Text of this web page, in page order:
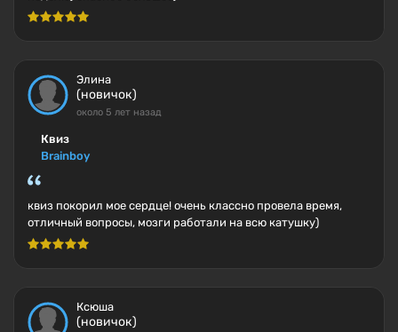
Элина
(новичок)
около 5 лет назад
Квиз
Brainboy
квиз покорил мое сердце! очень классно провела время,
отличный вопросы, мозги работали на всю катушку)
Ксюша
(новичок)